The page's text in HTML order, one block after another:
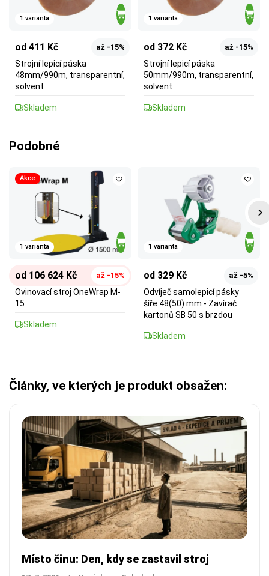
1 varianta
od 411 Kč až -15%
Strojní lepicí páska
48mm/990m, transparentní,
solvent
Skladem
1 varianta
od 372 Kč až -15%
Strojní lepicí páska
50mm/990m, transparentní,
solvent
Skladem
Podobné
Akce
1 varianta
od 106 624 Kč až -15%
Ovinovací stroj OneWrap M-
15
Skladem
1 varianta
od 329 Kč až -5%
Odvíječ samolepicí pásky
šíře 48(50) mm - Zavírač
kartonů SB 50 s brzdou
Skladem
Články, ve kterých je produkt obsažen:
Místo činu: Den, kdy se zastavil stroj